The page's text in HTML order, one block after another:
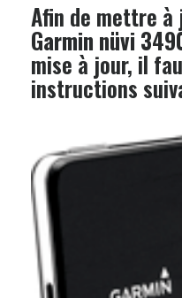
Afin de mettre à
Garmin nüvi
mise à jour, il
instructions